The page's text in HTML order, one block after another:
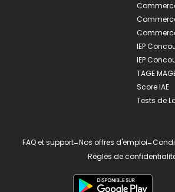
IEP
IEP
TAGE
Score IAE
Tests de
FAQ et support-Nos offres d'emploi-
Règles de